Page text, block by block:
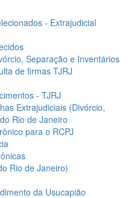
- Extrajudicial
Separação e Inventários
de firmas TJRJ
- TJRJ
Extrajudiciais (Divórcio,
Rio de Janeiro
para o RCPJ
Rio de Janeiro)
da Usucapião